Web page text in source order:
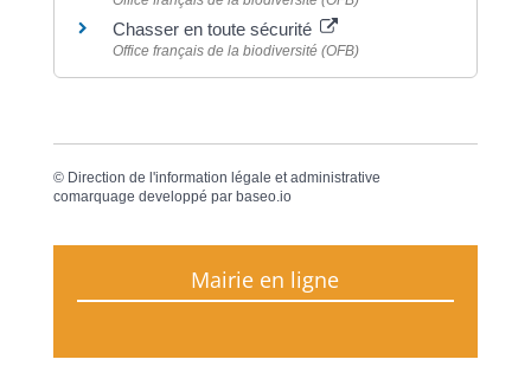
Chasser en toute sécurité
Office français de la biodiversité (OFB)
© Direction de l'information légale et administrative
comarquage developpé par baseo.io
Mairie en ligne